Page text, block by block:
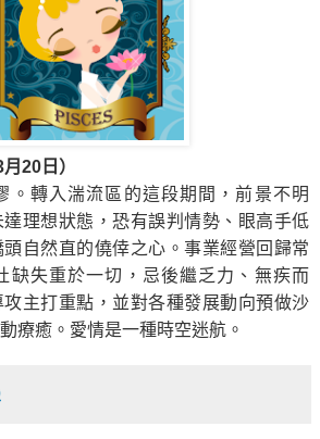
20日）
。轉入湍流區的這段期間，前景不明
理想狀態，恐有誤判情勢、眼高手低
自然直的僥倖之心。事業經營回歸常
缺失重於一切，忌後繼乏力、無疾而
主打重點，並對各種發展動向預做沙
療癒。 愛情是一種時空迷航。